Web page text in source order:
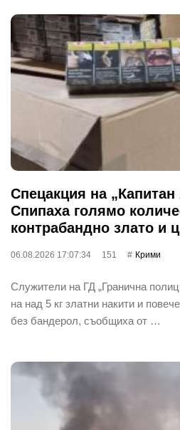
Спецакция на
Спипаха голямо
контрабандно злато и
06.08.2026 17:07:34 151 Крими
Служители на ГД „Гранична
на над 5 кг златни накити и
без бандерол, съобщиха от …